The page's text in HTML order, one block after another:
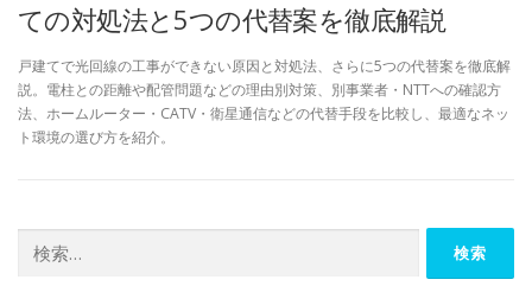
ての対処法と5つの代替案を徹底解説
戸建てで光回線の工事ができない原因と対処法、さらに5つの代替案を徹底解
説。電柱との距離や配管問題などの理由別対策、別事業者・NTTへの確認方
法、ホームルーター・CATV・衛星通信などの代替手段を比較し、最適なネッ
ト環境の選び方を紹介。
索: